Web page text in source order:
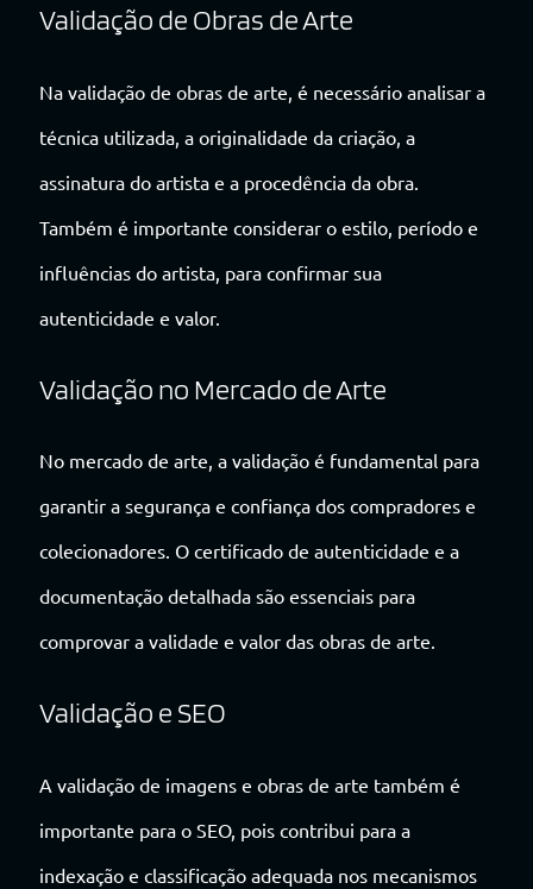
Validação de Obras de Arte
Na validação de obras de arte, é necessário analisar a
técnica utilizada, a originalidade da criação, a
assinatura do artista e a procedência da obra.
Também é importante considerar o estilo, período e
influências do artista, para confirmar sua
autenticidade e valor.
Validação no Mercado de Arte
No mercado de arte, a validação é fundamental para
garantir a segurança e confiança dos compradores e
colecionadores. O certificado de autenticidade e a
documentação detalhada são essenciais para
comprovar a validade e valor das obras de arte.
Validação e SEO
A validação de imagens e obras de arte também é
importante para o SEO, pois contribui para a
indexação e classificação adequada nos mecanismos